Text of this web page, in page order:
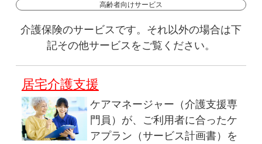
高齢者向けサービス
介護保険のサービスです。それ以外の場合は下
記その他サービスをご覧ください。
居宅介護支援
ケアマネージャー（介護支援専
門員）が、ご利用者に合ったケ
アプラン（サービス計画書）を